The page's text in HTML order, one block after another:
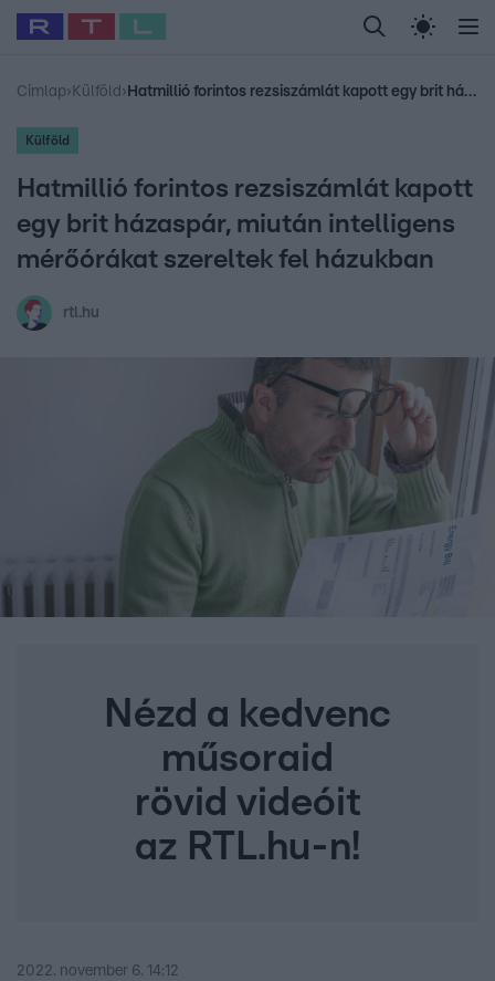
Legfrissebb RTL Híradó Randi Celeb vagyok,
Babits Marcella Most Wanted Gallusz
Címlap› Külföld › Hatmillió forintos rezsiszámlát kapott egy brit házaspár, miután intelligens mérőórákat szereltek fel házukban
Külföld
Hatmillió forintos rezsiszámlát kapott
egy brit házaspár, miután intelligens
mérőórákat szereltek fel házukban
rtl.hu
Nézd a kedvenc
műsoraid
rövid videóit
az RTL.hu-n!
2022. november 6. 14:12